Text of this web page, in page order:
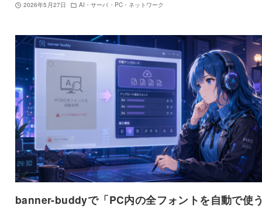
2026年5月27日 AI・サーバ・PC・ネットワーク
banner-buddyで「PC内の全フォントを自動で使